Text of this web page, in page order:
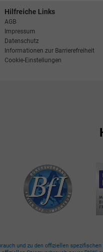
Hilfreiche Links
AGB
Impressum
Datenschutz
Informationen zur Barrierefreiheit
Cookie-Einstellungen
und zu den offiziellen